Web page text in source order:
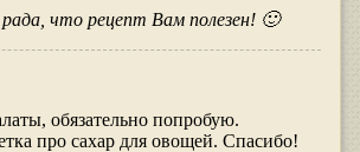
что рецепт Вам полезен! 🙂
обязательно попробую.
про сахар для овощей. Спасибо!